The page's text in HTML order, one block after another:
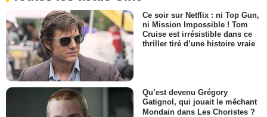
Ce soir sur Netflix : ni Top Gun,
ni Mission Impossible ! Tom
Cruise est irrésistible dans ce
thriller tiré d’une histoire vraie
Qu’est devenu Grégory
Gatignol, qui jouait le méchant
Mondain dans Les Choristes ?